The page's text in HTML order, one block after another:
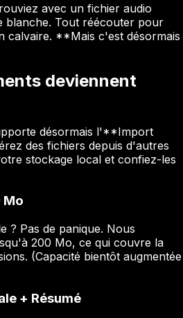
avec un fichier audio
blanche. Tout réécouter pour
calvaire. **Mais c'est désormais
deviennent
désormais l'**Import
des fichiers depuis d'autres
stockage local et confiez-les
Mo
? Pas de panique. Nous
200 Mo, ce qui couvre la
(Capacité bientôt augmentée
+ Résumé